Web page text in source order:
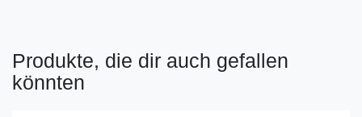
Produkte, die dir auch gefallen
könnten